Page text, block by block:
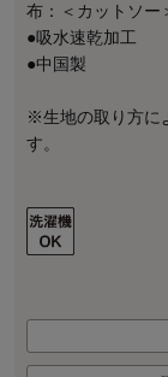
布：＜カットソー
●吸水速乾加工
●中国製
※生地の取り方に
す。